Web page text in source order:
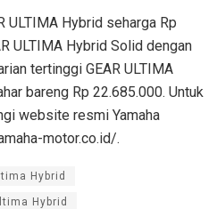
ULTIMA Hybrid seharga Rp
ULTIMA Hybrid Solid dengan
tertinggi GEAR ULTIMA
bareng Rp 22.685.000. Untuk
website resmi Yamaha
motor.co.id/.
Hybrid
Hybrid